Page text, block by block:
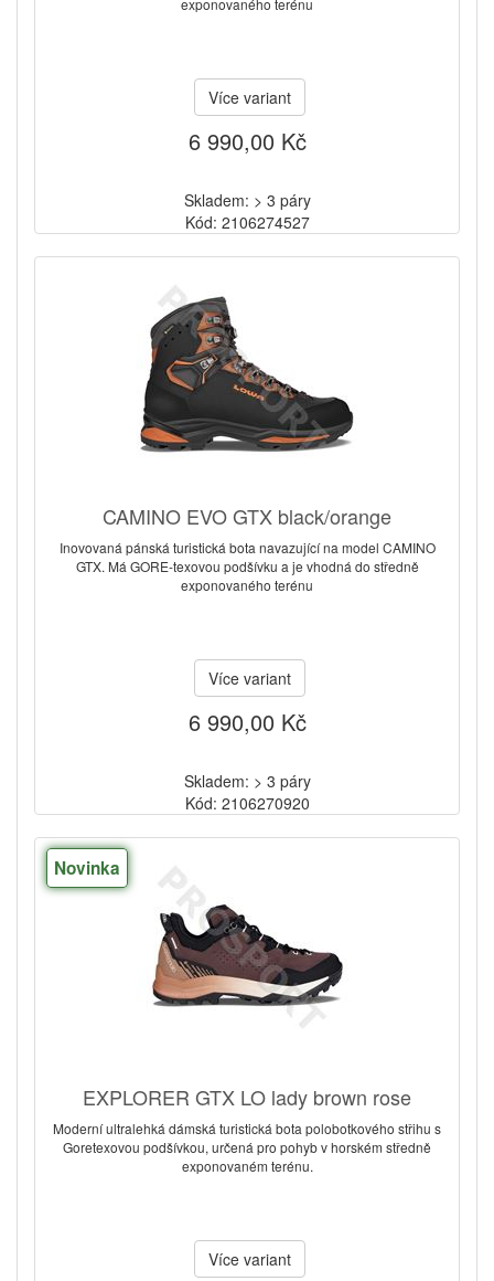
exponovaného terénu
Více variant
6 990,00 Kč
Skladem: > 3 páry
Kód: 2106274527
CAMINO EVO GTX black/orange
Inovovaná pánská turistická bota navazující na model CAMINO
GTX. Má GORE-texovou podšívku a je vhodná do středně
exponovaného terénu
Více variant
6 990,00 Kč
Skladem: > 3 páry
Kód: 2106270920
Novinka
EXPLORER GTX LO lady brown rose
Moderní ultralehká dámská turistická bota polobotkového střihu s
Goretexovou podšívkou, určená pro pohyb v horském středně
exponovaném terénu.
Více variant